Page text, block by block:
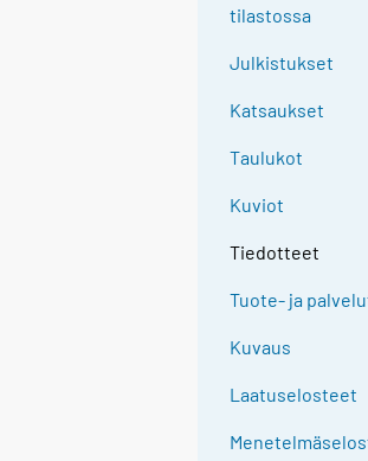
tilastossa
Julkistukset
Katsaukset
Taulukot
Kuviot
Tiedotteet
Tuote- ja
Kuvaus
Laatuselosteet